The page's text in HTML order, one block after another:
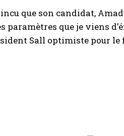
que son candidat,
paramètres que je viens
Sall optimiste pour